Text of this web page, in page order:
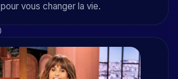
vous changer la vie.